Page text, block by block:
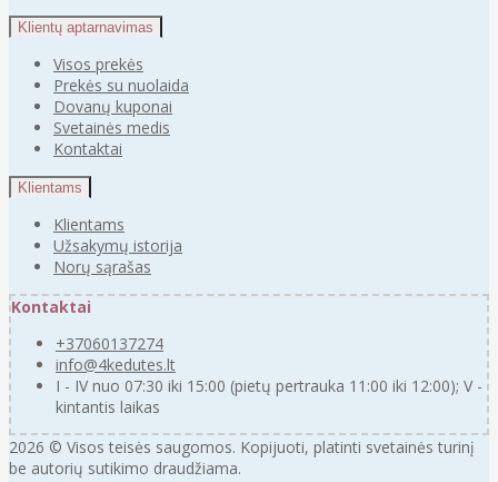
Klientų aptarnavimas
Visos prekės
Prekės su nuolaida
Dovanų kuponai
Svetainės medis
Kontaktai
Klientams
Klientams
Užsakymų istorija
Norų sąrašas
Kontaktai
+37060137274
info@4kedutes.lt
I - IV nuo 07:30 iki 15:00 (pietų pertrauka 11:00 iki 12:00); V -
kintantis laikas
2026 © Visos teisės saugomos. Kopijuoti, platinti svetainės turinį
be autorių sutikimo draudžiama.